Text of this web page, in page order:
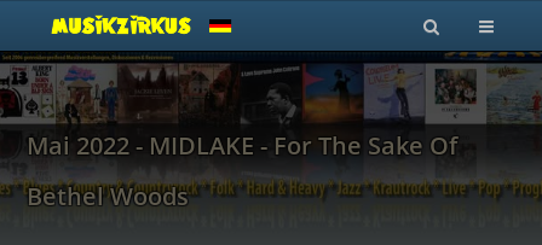
Mai 2022 - MIDLAKE - For The Sake Of
Bethel Woods